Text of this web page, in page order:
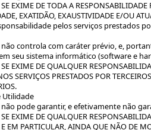
EXIME DE TODA A
EXATIDÃO, EXAUSTIVIDADE E/OU
pelos serviços prestados
não controla com caráter prévio, e,
seu sistema informático (software e
EXIME DE QUALQUER
SERVIÇOS PRESTADOS POR
Utilidade
não pode garantir, e efetivamente não
EXIME DE QUALQUER
E EM PARTICULAR, AINDA QUE NÃO DE